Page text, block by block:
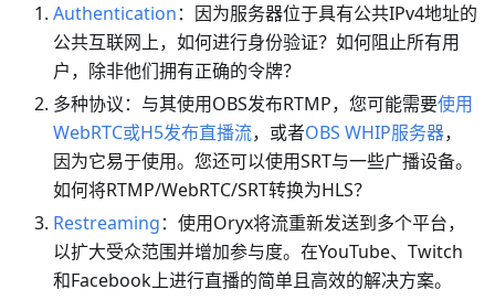
Authentication：因为服务器位于具有公共IPv4地址的
公共互联网上，如何进行身份验证？如何阻止所有用
户，除非他们拥有正确的令牌？
多种协议：与其使用OBS发布RTMP，您可能需要使用
WebRTC或H5发布直播流，或者OBS WHIP服务器，
因为它易于使用。您还可以使用SRT与一些广播设备。
如何将RTMP/WebRTC/SRT转换为HLS？
Restreaming：使用Oryx将流重新发送到多个平台，
以扩大受众范围并增加参与度。在YouTube、Twitch
和Facebook上进行直播的简单且高效的解决方案。